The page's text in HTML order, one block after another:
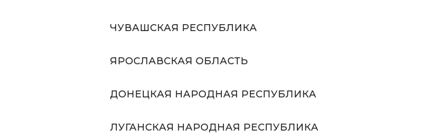
ЧУВАШСКАЯ РЕСПУБЛИКА
ЯРОСЛАВСКАЯ ОБЛАСТЬ
ДОНЕЦКАЯ НАРОДНАЯ РЕСПУБЛИКА
ЛУГАНСКАЯ НАРОДНАЯ РЕСПУБЛИКА